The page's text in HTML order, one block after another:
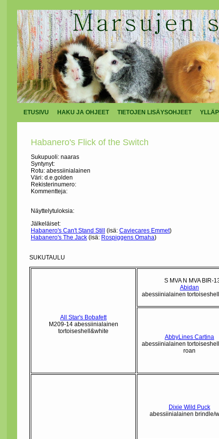
ETUSIVU HAKU JA OHJEET TIETOJEN LISÄYSOHJEET
Habanero's Flick of the Switch
Sukupuoli: naaras
Syntynyt:
Rotu: abessiinialainen
Väri: d.e.golden
Rekisterinumero:
Kommentteja:
Näyttelytuloksia:
Jälkeläiset:
Habanero's Can't Stand Still
(isä: Caviecares Emmet)
Habanero's The Jack (isä: Rospiggens Omaha)
SUKUTAULU
All Star's Bobafett
M209-14 abessiinialainen
tortoiseshell&white
S MVA N MVA BIR-
Abidan
abessiinialainen
AbbyLines Cartina
abessiinialainen
roan
Dixie Wild Puck
abessiinialainen brindle/